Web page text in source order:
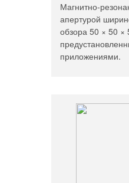
Магнитно-
апертурой
обзора 50 × 50 ×
приложениями.